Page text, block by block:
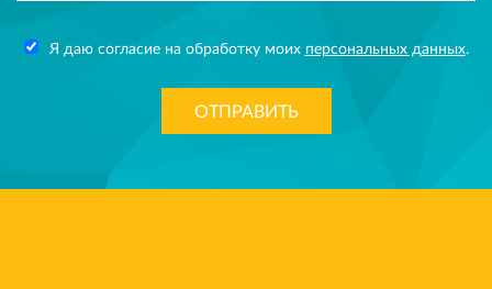
Я даю согласие на обработку моих персональных данных.
ОТПРАВИТЬ